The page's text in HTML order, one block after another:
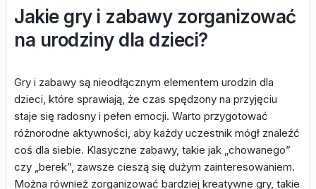
Jakie gry i zabawy zorganizować
na urodziny dla dzieci?
Gry i zabawy są nieodłącznym elementem urodzin dla
dzieci, które sprawiają, że czas spędzony na przyjęciu
staje się radosny i pełen emocji. Warto przygotować
różnorodne aktywności, aby każdy uczestnik mógł znaleźć
coś dla siebie. Klasyczne zabawy, takie jak „chowanego”
czy „berek”, zawsze cieszą się dużym zainteresowaniem.
Można również zorganizować bardziej kreatywne gry, takie